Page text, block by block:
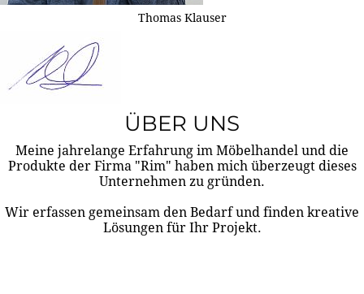
Thomas Klauser
ÜBER UNS
Meine jahrelange Erfahrung im Möbelhandel und die
Produkte der Firma "Rim" haben mich überzeugt dieses
Unternehmen zu gründen.
Wir erfassen gemeinsam den Bedarf und finden kreative
Lösungen für Ihr Projekt.